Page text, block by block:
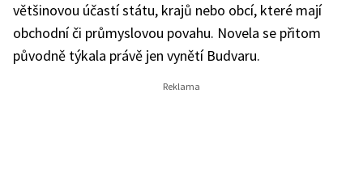
většinovou účastí státu, krajů nebo obcí, které mají
obchodní či průmyslovou povahu. Novela se přitom
původně týkala právě jen vynětí Budvaru.